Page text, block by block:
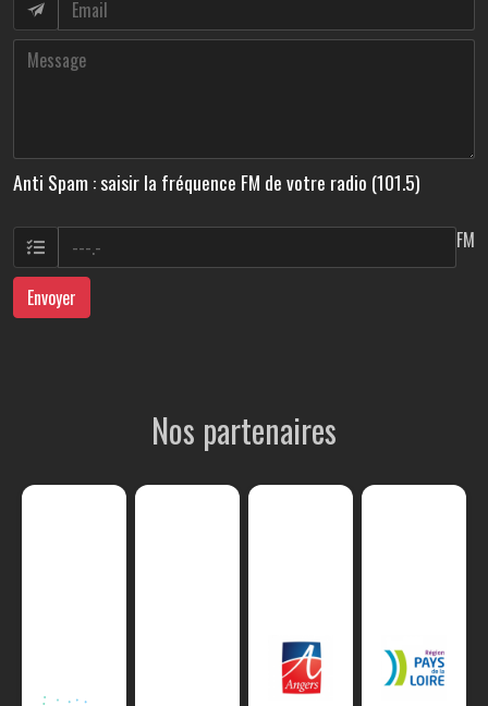
Anti Spam : saisir la fréquence FM de votre radio (101.5)
FM
Envoyer
Nos partenaires